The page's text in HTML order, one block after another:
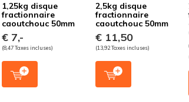
1,25kg disque
fractionnaire
caoutchouc 50mm
€ 7,-
(8,47 Taxes incluses)
2,5kg disque
fractionnaire
caoutchouc 50mm
€ 11,50
(13,92 Taxes incluses)